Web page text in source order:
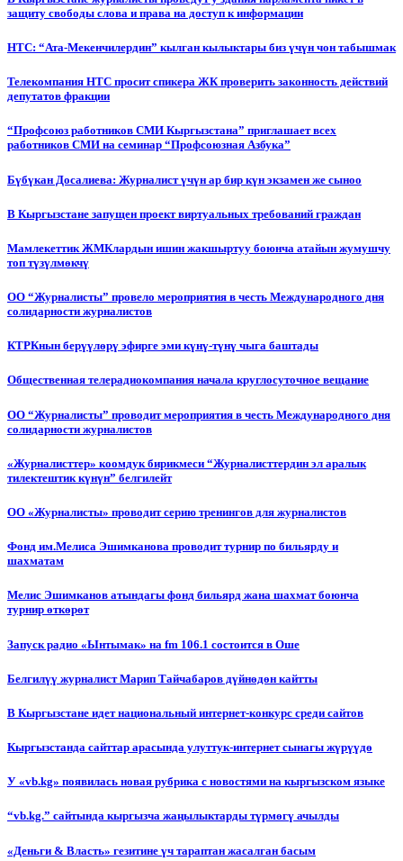
защиту свободы слова и права на доступ к информации
НТС: “Ата-Мекенчилердин” кылган кылыктары биз үчүн чон табышмак
Телекомпания НТС просит спикера ЖК проверить законность действий
депутатов фракции
“Профсоюз работников СМИ Кыргызстана” приглашает всех
работников СМИ на семинар “Профсоюзная Азбука”
Бүбүкан Досалиева: Журналист үчүн ар бир күн экзамен же сыноо
В Кыргызстане запущен проект виртуальных требований граждан
Мамлекеттик ЖМКлардын ишин жакшыртуу боюнча атайын жумушчу
топ түзүлмөкчү
ОО “Журналисты” провело мероприятия в честь Международного дня
солидарности журналистов
КТРКнын берүүлөрү эфирге эми күнү-түнү чыга баштады
Общественная телерадиокомпания начала круглосуточное вещание
ОО “Журналисты” проводит мероприятия в честь Международного дня
солидарности журналистов
«Журналисттер» коомдук бирикмеси “Журналисттердин эл аралык
тилектештик күнүн” белгилейт
ОО «Журналисты» проводит серию тренингов для журналистов
Фонд им.Мелиса Эшимканова проводит турнир по бильярду и
шахматам
Мелис Эшимканов атындагы фонд бильярд жана шахмат боюнча
турнир өткөрөт
Запуск радио «Ынтымак» на fm 106.1 состоится в Оше
Белгилүү журналист Марип Тайчабаров дүйнөдөн кайтты
В Кыргызстане идет национальный интернет-конкурс среди сайтов
Кыргызстанда сайттар арасында улуттук-интернет сынагы жүрүүдө
У «vb.kg» появилась новая рубрика с новостями на кыргызском языке
“vb.kg.” сайтында кыргызча жаңылыктарды түрмөгү ачылды
«Деньги & Власть» гезитине үч тараптан жасалган басым